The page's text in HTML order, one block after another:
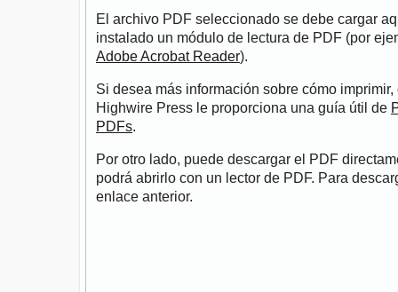
El archivo PDF seleccionado se debe cargar
instalado un módulo de lectura de PDF (por
Adobe Acrobat Reader).
Si desea más información sobre cómo
Highwire Press le proporciona una guía útil de
PDFs.
Por otro lado, puede descargar el PDF
podrá abrirlo con un lector de PDF. Para
enlace anterior.